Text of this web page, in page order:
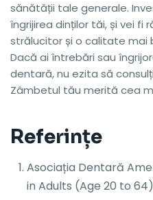
sănătății tale generale.
îngrijirea dinților tăi, și vei fi
strălucitor și o calitate mai
Dacă ai întrebări sau
dentară, nu ezita să
Zâmbetul tău merită cea
Referințe
Asociația Dentară
in Adults (Age 20 to